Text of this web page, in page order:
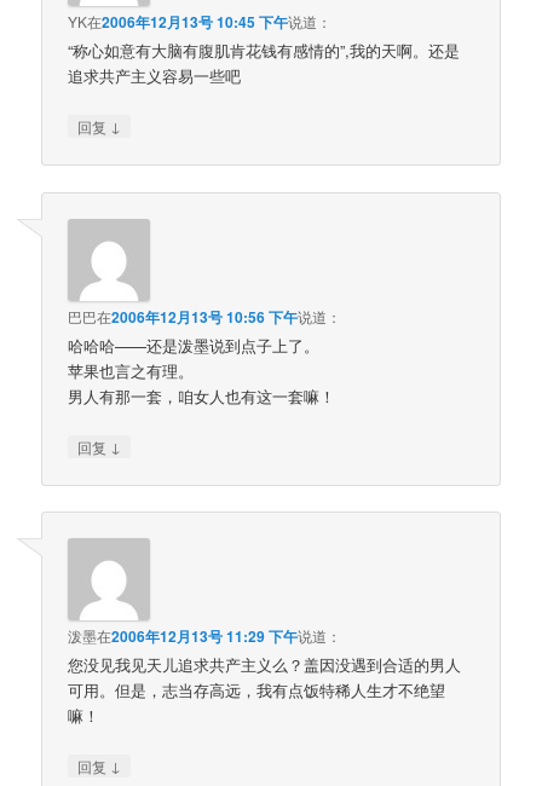
YK在2006年12月13号 10:45 下午说道：
“称心如意有大脑有腹肌肯花钱有感情的”,我的天啊。还是
追求共产主义容易一些吧
回复 ↓
巴巴在2006年12月13号 10:56 下午说道：
哈哈哈——还是泼墨说到点子上了。
苹果也言之有理。
男人有那一套，咱女人也有这一套嘛！
回复 ↓
泼墨在2006年12月13号 11:29 下午说道：
您没见我见天儿追求共产主义么？盖因没遇到合适的男人
可用。但是，志当存高远，我有点饭特稀人生才不绝望
嘛！
回复 ↓